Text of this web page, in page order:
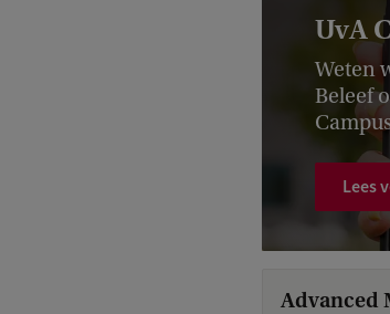
UvA
Weten
Beleef
Lees
Advanced